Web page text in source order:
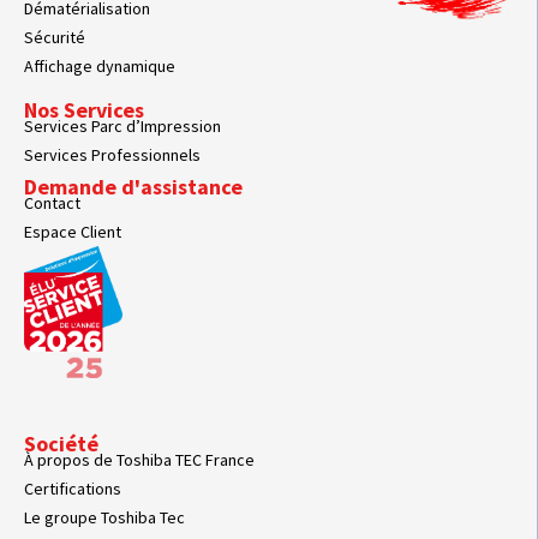
Dématérialisation
Sécurité
Affichage dynamique
Nos Services
Services Parc d’Impression
Services Professionnels
Demande d'assistance
Contact
Espace Client
Société
À propos de Toshiba TEC France
Certifications
Le groupe Toshiba Tec